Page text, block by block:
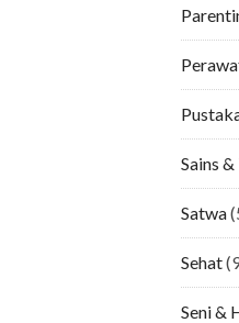
Sains
Satwa
Sehat
Seni &